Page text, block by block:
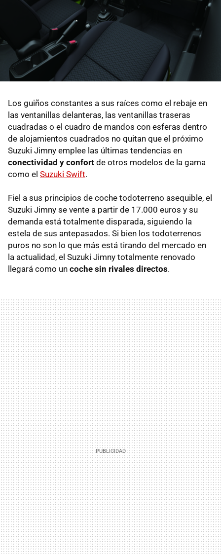
Los guiños constantes a sus raíces como el rebaje en
las ventanillas delanteras, las ventanillas traseras
cuadradas o el cuadro de mandos con esferas dentro
de alojamientos cuadrados no quitan que el próximo
Suzuki Jimny emplee las últimas tendencias en
conectividad y confort de otros modelos de la gama
como el Suzuki Swift.
Fiel a sus principios de coche todoterreno asequible, el
Suzuki Jimny se vente a partir de 17.000 euros y su
demanda está totalmente disparada, siguiendo la
estela de sus antepasados. Si bien los todoterrenos
puros no son lo que más está tirando del mercado en
la actualidad, el Suzuki Jimny totalmente renovado
llegará como un coche sin rivales directos.